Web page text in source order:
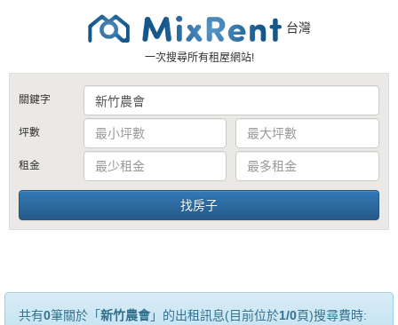
台灣
一次搜尋所有租屋網站!
關鍵字
坪數
租金
共有0筆關於「 新竹農會」的出租訊息(目前位於1/0頁)搜尋費時: